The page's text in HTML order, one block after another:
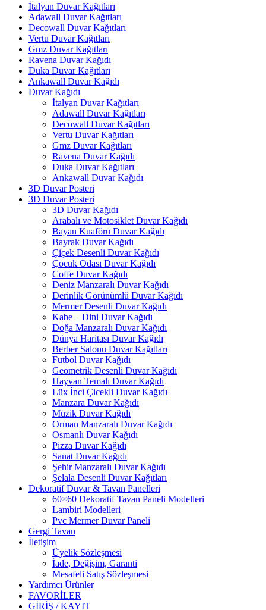
İtalyan Duvar Kağıtları
Adawall Duvar Kağıtları
Decowall Duvar Kağıtları
Vertu Duvar Kağıtları
Gmz Duvar Kağıtları
Ravena Duvar Kağıdı
Duka Duvar Kağıtları
Ankawall Duvar Kağıdı
Duvar Kağıdı
İtalyan Duvar Kağıtları
Adawall Duvar Kağıtları
Decowall Duvar Kağıtları
Vertu Duvar Kağıtları
Gmz Duvar Kağıtları
Ravena Duvar Kağıdı
Duka Duvar Kağıtları
Ankawall Duvar Kağıdı
3D Duvar Posteri
3D Duvar Posteri
3D Duvar Kağıdı
Arabalı ve Motosiklet Duvar Kağıdı
Bayan Kuaförü Duvar Kağıdı
Bayrak Duvar Kağıdı
Çiçek Desenli Duvar Kağıdı
Çocuk Odası Duvar Kağıdı
Coffe Duvar Kağıdı
Deniz Manzaralı Duvar Kağıdı
Derinlik Görünümlü Duvar Kağıdı
Mermer Desenli Duvar Kağıdı
Kabe – Dini Duvar Kağıdı
Doğa Manzaralı Duvar Kağıdı
Dünya Haritası Duvar Kağıdı
Berber Salonu Duvar Kağıtları
Futbol Duvar Kağıdı
Geometrik Desenli Duvar Kağıdı
Hayvan Temalı Duvar Kağıdı
Lüx İnci Çicekli Duvar Kağıdı
Manzara Duvar Kağıdı
Müzik Duvar Kağıdı
Orman Manzaralı Duvar Kağıdı
Osmanlı Duvar Kağıdı
Pizza Duvar Kağıdı
Sanat Duvar Kağıdı
Şehir Manzaralı Duvar Kağıdı
Şelala Desenli Duvar Kağıtları
Dekoratif Duvar & Tavan Panelleri
60×60 Dekoratif Tavan Paneli Modelleri
Lambiri Modelleri
Pvc Mermer Duvar Paneli
Gergi Tavan
İletişim
Üyelik Sözleşmesi
İade, Değişim, Garanti
Mesafeli Satış Sözleşmesi
Yardımcı Ürünler
FAVORİLER
GİRİŞ / KAYIT